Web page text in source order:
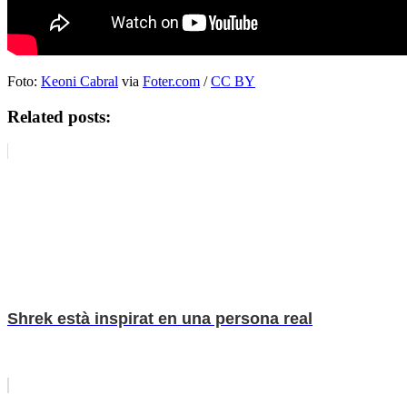
Foto: Keoni Cabral via Foter.com /CC BY
Related posts:
Shrek està inspirat en una persona real